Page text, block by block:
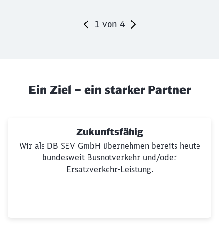
1 von 4
Ein Ziel – ein starker Partner
Zukunftsfähig
Wir als DB SEV GmbH übernehmen bereits heute
bundesweit Busnotverkehr und/oder
Ersatzverkehr-Leistung.